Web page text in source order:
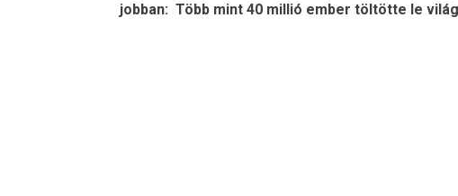
jobban: Több mint 40 millió ember töltötte le